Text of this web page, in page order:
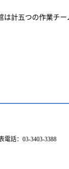
計五つの作業チ
電話：03-3403-3388